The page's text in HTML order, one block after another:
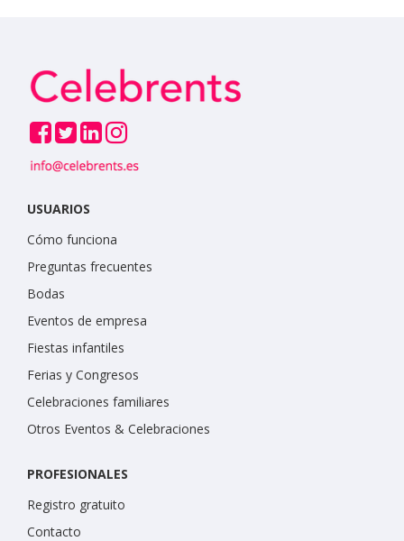
USUARIOS
Cómo funciona
Preguntas frecuentes
Bodas
Eventos de empresa
Fiestas infantiles
Ferias y Congresos
Celebraciones familiares
Otros Eventos & Celebraciones
PROFESIONALES
Registro gratuito
Contacto